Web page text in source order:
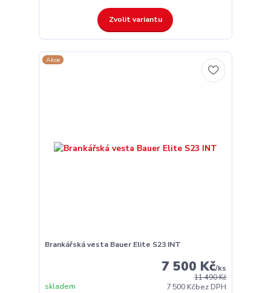
Zvolit variantu
Akce
Brankářská vesta Bauer Elite S23 INT
11 490 Kč
7 500 Kč/ks
7 500 Kčbez DPH
skladem